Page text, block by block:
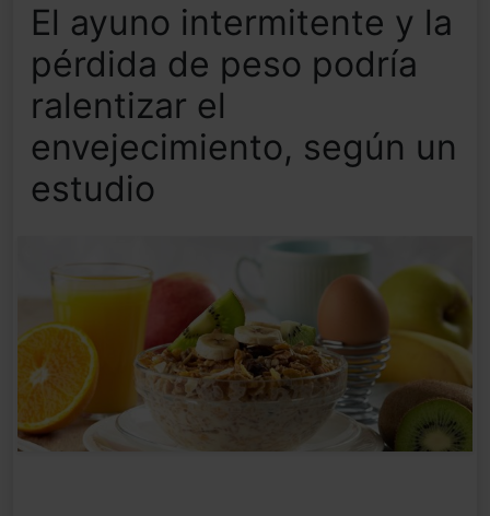
El ayuno intermitente y la
pérdida de peso podría
ralentizar el
envejecimiento, según un
estudio